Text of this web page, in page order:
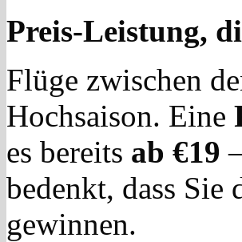
Preis-Leistung,
Flüge zwischen
Hochsaison. Eine
es bereits ab €19
bedenkt, dass
gewinnen.